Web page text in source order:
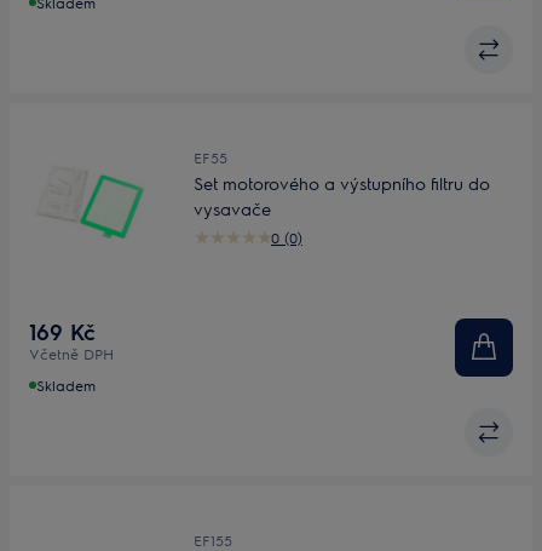
EF55
0 (0)
Set motorového a výstupního filtru do
vysavače
169 Kč
Včetně DPH
Skladem
EF155